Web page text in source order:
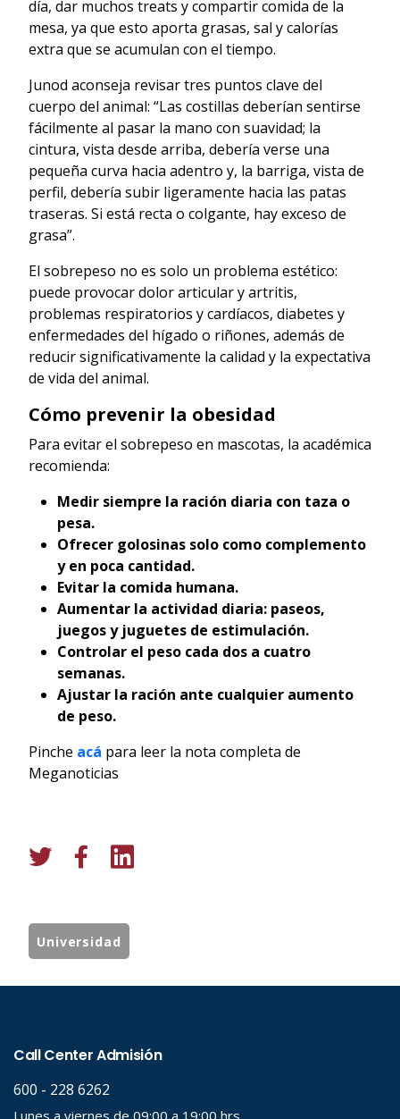
día, dar muchos treats y compartir comida de la
mesa, ya que esto aporta grasas, sal y calorías
extra que se acumulan con el tiempo.
Junod aconseja revisar tres puntos clave del
cuerpo del animal: “Las costillas deberían sentirse
fácilmente al pasar la mano con suavidad; la
cintura, vista desde arriba, debería verse una
pequeña curva hacia adentro y, la barriga, vista de
perfil, debería subir ligeramente hacia las patas
traseras. Si está recta o colgante, hay exceso de
grasa”.
El sobrepeso no es solo un problema estético:
puede provocar dolor articular y artritis,
problemas respiratorios y cardíacos, diabetes y
enfermedades del hígado o riñones, además de
reducir significativamente la calidad y la expectativa
de vida del animal.
Cómo prevenir la obesidad
Para evitar el sobrepeso en mascotas, la académica
recomienda:
Medir siempre la ración diaria con taza o
pesa.
Ofrecer golosinas solo como complemento
y en poca cantidad.
Evitar la comida humana.
Aumentar la actividad diaria: paseos,
juegos y juguetes de estimulación.
Controlar el peso cada dos a cuatro
semanas.
Ajustar la ración ante cualquier aumento
de peso.
Pinche acá para leer la nota completa de
Meganoticias
Universidad